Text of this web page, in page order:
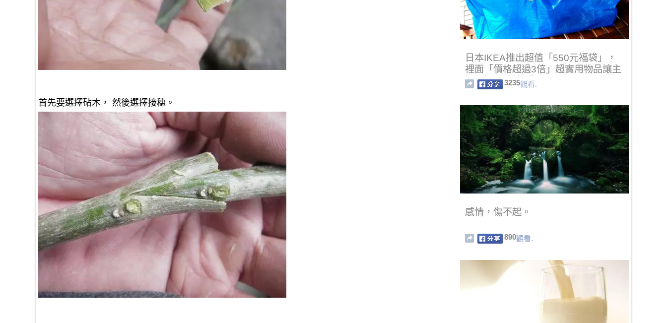
首先要選擇砧木， 然後選擇接穗。
日本IKEA推出超值「550元福袋」，
裡面「價格超過3倍」超實用物品讓主
婦都恨不得搶3袋！
3235觀看.
感情，傷不起。
890觀看.